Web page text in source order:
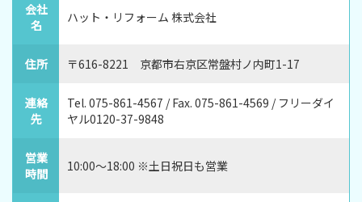
会社
名
ハット・リフォーム 株式会社
住所 〒616-8221 京都市右京区常盤村ノ内町1-17
連絡
先
Tel. 075-861-4567 / Fax. 075-861-4569 / フリーダイ
ヤル0120-37-9848
営業
時間
10:00～18:00 ※土日祝日も営業